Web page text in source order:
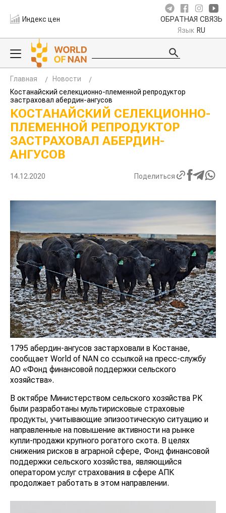
Индекс цен ОБРАТНАЯ СВЯЗЬ
Язык RU
Главная
Новости
Костанайский селекционно-племенной репродуктор
застраховал абердин-ангусов
КОСТАНАЙСКИЙ СЕЛЕКЦИОННО-
ПЛЕМЕННОЙ РЕПРОДУКТОР
ЗАСТРАХОВАЛ АБЕРДИН-
АНГУСОВ
14.12.2020 Поделиться
1795 абердин-ангусов застарховали в Костанае,
сообщает World of NAN со ссылкой на пресс-службу
АО «Фонд финансовой поддержки сельского
хозяйства».
В октябре Министерством сельского хозяйства РК
были разработаны мультирисковые страховые
продукты, учитывающие эпизоотическую ситуацию и
направленные на повышение активности на рынке
купли-продажи крупного рогатого скота. В целях
снижения рисков в аграрной сфере, Фонд финансовой
поддержки сельского хозяйства, являющийся
оператором услуг страхования в сфере АПК
продолжает работать в этом направлении.